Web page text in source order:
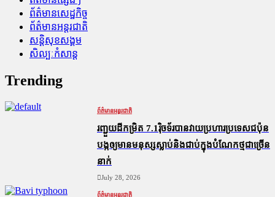
ព័ត៌មានសេដ្ឋកិច្ច
ព័ត៌មានអន្តរជាតិ
សន្តិសុខសង្គម
សិល្បៈកំសាន្ត
Trending
ព័ត៌មានអន្តរជាតិ
រញ្ជួយដីកម្រិត​ 7.1រ៉ិចទ័របានវាយប្រហារប្រទេសជប៉ុន
បង្កឲ្យមានមនុស្សស្លាប់​និង​ជាប់ក្នុងបំណែកថ្មជាច្រើន
នាក់
July 28, 2026
ព័ត៌មានអន្តរជាតិ